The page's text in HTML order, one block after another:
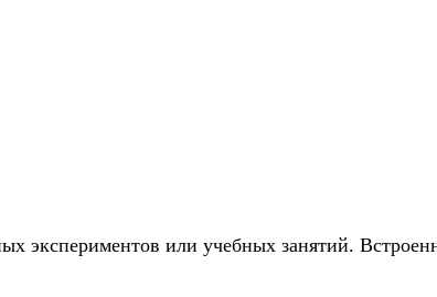
экспериментов или учебных занятий.